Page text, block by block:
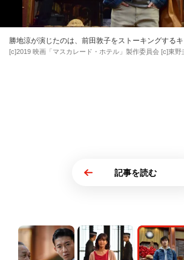
勝地涼が演じたのは、前田敦子をストーキングする
[c]2019 映画「マスカレード・ホテル」製作委員会 [c]東野
記事を読む